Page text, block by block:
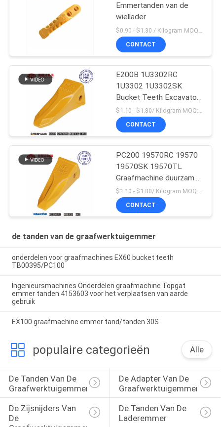
Emmertanden van de
wiellader
CONTACT
E200B 1U3302RC
1U3302 1U3302SK
Bucket Teeth Excavator
Massaproductie
$1.10 - $1.80/ Kilogram MOQ:100 Kilogram/Kilograms
CONTACT
PC200 19570RC 19570
19570SK 19570TL
Graafmachine duurzame
emmertanden voor
Komatsu
$1.10 - $1.80/ Kilogram MOQ:100 Kilogram/Kilogram
CONTACT
de tanden van de graafwerktuigemmer
onderdelen voor graafmachines EX60 bucket teeth
TB00395/PC100
Ingenieursmachines Onderdelen graafmachine Topgat
emmer tanden 4153603 voor het verplaatsen van aarde
gebruik
EX100 graafmachine emmer tand/tanden 30S
populaire categorieën Alle
De Tanden Van De
Graafwerktuigemmer
De Adapter Van De
Graafwerktuigemmer
De Zijsnijders Van
De
De Tanden Van De
Laderemmer